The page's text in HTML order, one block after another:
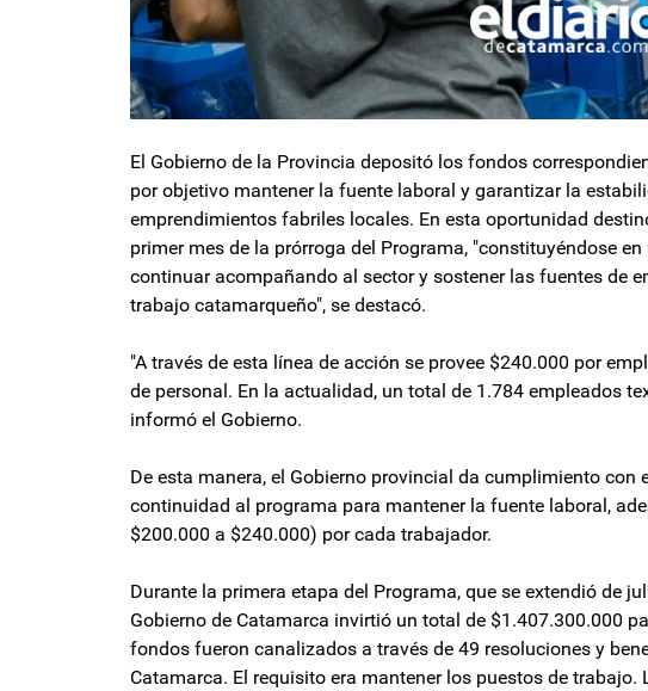
El Gobierno de la Provincia depositó los fondos
por objetivo mantener la fuente laboral y garantizar la
emprendimientos fabriles locales. En esta oportunidad
primer mes de la prórroga del Programa, "constituyéndose
continuar acompañando al sector y sostener las fuentes de
trabajo catamarqueño", se destacó.
"A través de esta línea de acción se provee $240.000 por
de personal. En la actualidad, un total de 1.784 empleados
informó el Gobierno.
De esta manera, el Gobierno provincial da cumplimiento
continuidad al programa para mantener la fuente laboral,
$200.000 a $240.000) por cada trabajador.
Durante la primera etapa del Programa, que se extendió de
Gobierno de Catamarca invirtió un total de $1.407.300.000
fondos fueron canalizados a través de 49 resoluciones y
Catamarca. El requisito era mantener los puestos de